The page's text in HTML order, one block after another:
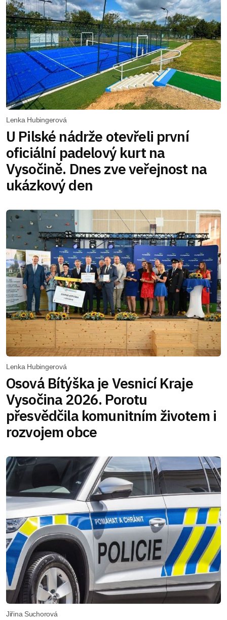
Lenka Hubingerová
U Pilské nádrže otevřeli první
oficiální padelový kurt na
Vysočině. Dnes zve veřejnost na
ukázkový den
Lenka Hubingerová
Osová Bítýška je Vesnicí Kraje
Vysočina 2026. Porotu
přesvědčila komunitním životem i
rozvojem obce
Jiřina Suchorová